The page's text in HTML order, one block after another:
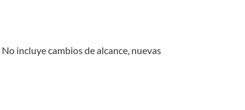
incluye cambios de alcance, nuevas